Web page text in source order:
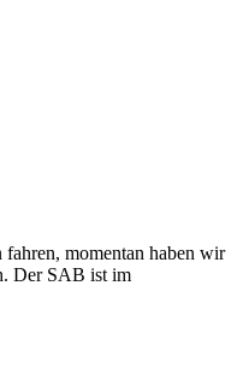
momentan haben wir
Der SAB ist im